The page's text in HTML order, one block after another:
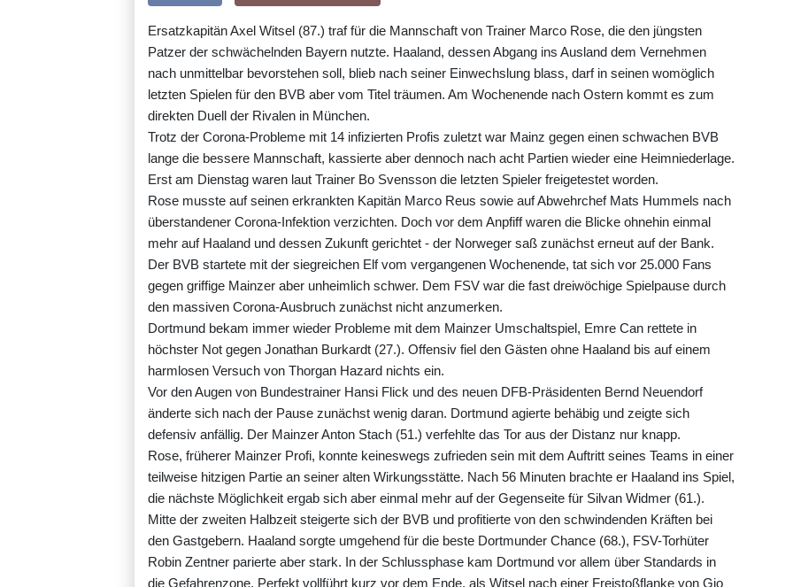
Ersatzkapitän Axel Witsel (87.) traf für die Mannschaft von Trainer Marco Rose, die den jüngsten
Patzer der schwächelnden Bayern nutzte. Haaland, dessen Abgang ins Ausland dem Vernehmen
nach unmittelbar bevorstehen soll, blieb nach seiner Einwechslung blass, darf in seinen womöglich
letzten Spielen für den BVB aber vom Titel träumen. Am Wochenende nach Ostern kommt es zum
direkten Duell der Rivalen in München.
Trotz der Corona-Probleme mit 14 infizierten Profis zuletzt war Mainz gegen einen schwachen BVB
lange die bessere Mannschaft, kassierte aber dennoch nach acht Partien wieder eine Heimniederlage.
Erst am Dienstag waren laut Trainer Bo Svensson die letzten Spieler freigetestet worden.
Rose musste auf seinen erkrankten Kapitän Marco Reus sowie auf Abwehrchef Mats Hummels nach
überstandener Corona-Infektion verzichten. Doch vor dem Anpfiff waren die Blicke ohnehin einmal
mehr auf Haaland und dessen Zukunft gerichtet - der Norweger saß zunächst erneut auf der Bank.
Der BVB startete mit der siegreichen Elf vom vergangenen Wochenende, tat sich vor 25.000 Fans
gegen griffige Mainzer aber unheimlich schwer. Dem FSV war die fast dreiwöchige Spielpause durch
den massiven Corona-Ausbruch zunächst nicht anzumerken.
Dortmund bekam immer wieder Probleme mit dem Mainzer Umschaltspiel, Emre Can rettete in
höchster Not gegen Jonathan Burkardt (27.). Offensiv fiel den Gästen ohne Haaland bis auf einem
harmlosen Versuch von Thorgan Hazard nichts ein.
Vor den Augen von Bundestrainer Hansi Flick und des neuen DFB-Präsidenten Bernd Neuendorf
änderte sich nach der Pause zunächst wenig daran. Dortmund agierte behäbig und zeigte sich
defensiv anfällig. Der Mainzer Anton Stach (51.) verfehlte das Tor aus der Distanz nur knapp.
Rose, früherer Mainzer Profi, konnte keineswegs zufrieden sein mit dem Auftritt seines Teams in einer
teilweise hitzigen Partie an seiner alten Wirkungsstätte. Nach 56 Minuten brachte er Haaland ins Spiel,
die nächste Möglichkeit ergab sich aber einmal mehr auf der Gegenseite für Silvan Widmer (61.).
Mitte der zweiten Halbzeit steigerte sich der BVB und profitierte von den schwindenden Kräften bei
den Gastgebern. Haaland sorgte umgehend für die beste Dortmunder Chance (68.), FSV-Torhüter
Robin Zentner parierte aber stark. In der Schlussphase kam Dortmund vor allem über Standards in
die Gefahrenzone. Perfekt vollführt kurz vor dem Ende, als Witsel nach einer Freistoßflanke von Gio